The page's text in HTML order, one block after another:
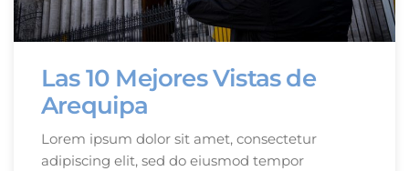
Las 10 Mejores Vistas de
Arequipa
Lorem ipsum dolor sit amet, consectetur
adipiscing elit, sed do eiusmod tempor